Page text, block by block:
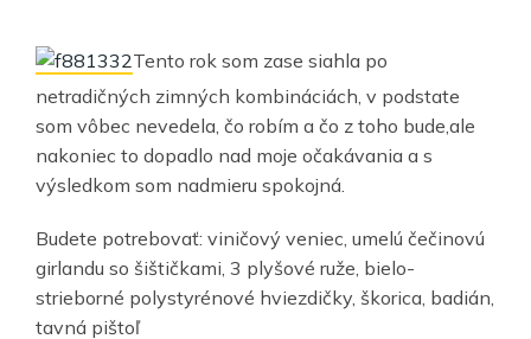
Tento rok som zase siahla po
netradičných zimných kombináciách, v podstate
som vôbec nevedela, čo robím a čo z toho bude,ale
nakoniec to dopadlo nad moje očakávania a s
výsledkom som nadmieru spokojná.
Budete potrebovať: viničový veniec, umelú čečinovú
girlandu so šištičkami, 3 plyšové ruže, bielo-
strieborné polystyrénové hviezdičky, škorica, badián,
tavná pištoľ